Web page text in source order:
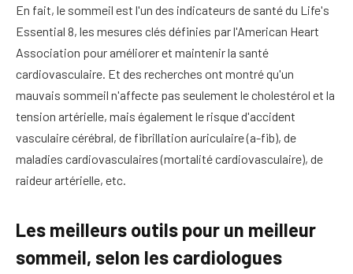
En fait, le sommeil est l'un des indicateurs de santé du Life's
Essential 8, les mesures clés définies par l'American Heart
Association pour améliorer et maintenir la santé
cardiovasculaire. Et des recherches ont montré qu'un
mauvais sommeil n'affecte pas seulement le cholestérol et la
tension artérielle, mais également le risque d'accident
vasculaire cérébral, de fibrillation auriculaire (a-fib), de
maladies cardiovasculaires (mortalité cardiovasculaire), de
raideur artérielle, etc.
Les meilleurs outils pour un meilleur
sommeil, selon les cardiologues